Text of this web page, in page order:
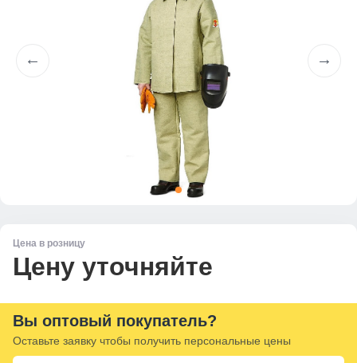
Цена в розницу
Цену уточняйте
Вы оптовый покупатель?
Оставьте заявку чтобы получить персональные цены